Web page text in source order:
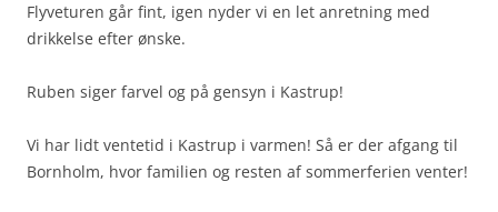
Flyveturen går fint, igen nyder vi en let anretning med
drikkelse efter ønske.
Ruben siger farvel og på gensyn i Kastrup!
Vi har lidt ventetid i Kastrup i varmen! Så er der afgang til
Bornholm, hvor familien og resten af sommerferien venter!